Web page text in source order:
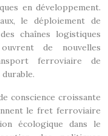
en développement.
le déploiement de
chaînes logistiques
de nouvelles
ferroviaire de
conscience croissante
le fret ferroviaire
écologique dans le